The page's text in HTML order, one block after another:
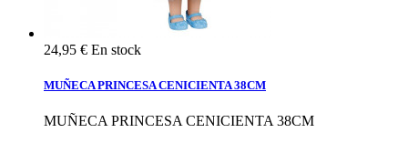
24,95 € En stock
MUÑECA PRINCESA CENICIENTA 38CM
MUÑECA PRINCESA CENICIENTA 38CM